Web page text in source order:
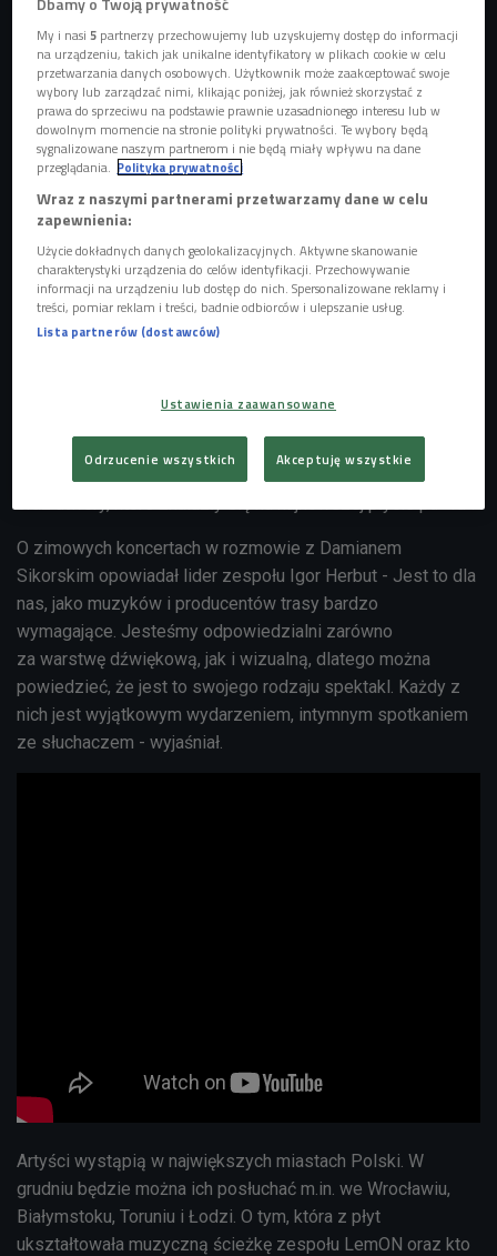
- Tym razem LemON zaprasza do filharmonii i pięknych sal koncertowych.
do tej pory nie był prezentowany na żadnym z koncertów
O zimowych koncertach w rozmowie z Damianem
Sikorskim opowiadał lider zespołu Igor Herbut - Jest to dla
nas, jako muzyków i producentów trasy bardzo
wymagające. Jesteśmy odpowiedzialni zarówno
za warstwę dźwiękową, jak i wizualną, dlatego można
powiedzieć, że jest to swojego rodzaju spektakl. Każdy z
nich jest wyjątkowym wydarzeniem, intymnym spotkaniem
ze słuchaczem - wyjaśniał.
Artyści wystąpią w największych miastach Polski. W
grudniu będzie można ich posłuchać m.in. we Wrocławiu,
Białymstoku, Toruniu i Łodzi. O tym, która z płyt
ukształtowała muzyczną ścieżkę zespołu LemON oraz kto
My i nasi5 partnerzy przechowujemy lub uzyskujemy dostęp do informacji
na urządzeniu, takich jak unikalne identyfikatory w plikach cookie w celu
przetwarzania danych osobowych. Użytkownik może zaakceptować swoje
wybory lub zarządzać nimi, klikając poniżej, jak również skorzystać z
prawa do sprzeciwu na podstawie prawnie uzasadnionego interesu lub w
dowolnym momencie na stronie polityki prywatności. Te wybory będą
sygnalizowane naszym partnerom i nie będą miały wpływu na dane
przeglądania. Polityka prywatności
Wraz z naszymi partnerami przetwarzamy dane w celu
zapewnienia:
Użycie dokładnych danych geolokalizacyjnych. Aktywne skanowanie
charakterystyki urządzenia do celów identyfikacji. Przechowywanie
informacji na urządzeniu lub dostęp do nich. Spersonalizowane reklamy i
treści, pomiar reklam i treści, badnie odbiorców i ulepszanie usług.
Lista partnerów (dostawców)
Ustawienia zaawansowane
Odrzucenie wszystkich Akceptuję wszystkie